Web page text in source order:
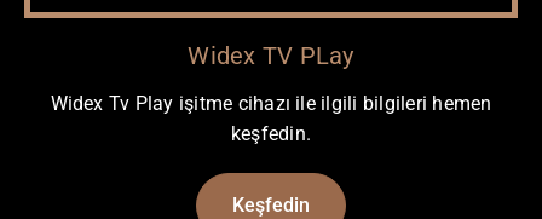
Widex TV PLay
Widex Tv Play işitme cihazı ile ilgili bilgileri hemen
keşfedin.
Keşfedin